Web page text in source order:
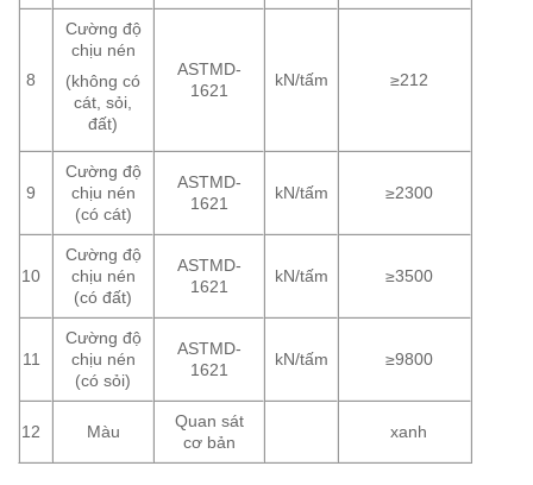
8
Cường độ
chịu nén
(không có
cát, sỏi,
đất)
ASTMD-
1621
kN/tấm ≥212
9
Cường độ
chịu nén
(có cát)
ASTMD-
1621
kN/tấm ≥2300
10
Cường độ
chịu nén
(có đất)
ASTMD-
1621
kN/tấm ≥3500
11
Cường độ
chịu nén
(có sỏi)
ASTMD-
1621
kN/tấm ≥9800
12 Màu
Quan sát
cơ bản
xanh